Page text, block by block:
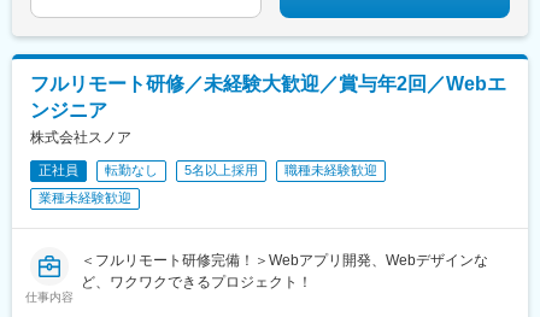
駅、葛西駅、北千住駅、荻窪駅、大山駅(東京都)、八王子駅、豊洲
駅、亀有駅、町田駅、品川駅、赤羽駅、新宿三丁目駅、中野駅(東
京都)、池袋駅、目黒駅、錦糸町駅、六本木駅、渋谷駅、調布駅、
上野駅、小平駅、立川駅、日本橋駅(東京都)、吉祥寺駅、多摩セン
ター駅、青梅駅、国分寺駅、武蔵小金井駅、昭島駅、東京駅、国
立駅、玉川上水駅、東久留米駅、船橋駅、松戸駅、市川駅、柏
駅、五井駅、千葉駅、流山おおたかの森駅、八千代台駅、習志野
賀駅、横浜駅、上溝駅、川崎駅、平塚駅、茅ケ崎駅、大和駅(神奈
川県)、本厚木駅、小田原駅、鎌倉駅、秦野駅、座間駅、伊勢原
フルリモート研修／未経験大歓迎／賞与年2回／Webエ
ンジニア
株式会社スノア
正社員 転勤なし 5名以上採用
職種未経験歓迎
業種未経験歓迎
仕事内容
＜フルリモート研修完備！＞Webアプリ開発、Webデザインな
ど、ワクワクできるプロジェクト！